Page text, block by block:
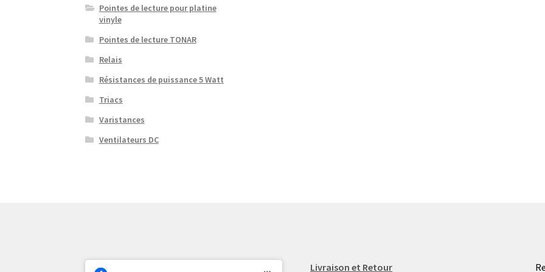
Pointes de lecture pour platine
vinyle
Pointes de lecture TONAR
Relais
Résistances de puissance 5 Watt
Triacs
Varistances
Ventilateurs DC
Livraison et Retour